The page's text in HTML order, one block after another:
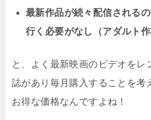
最新作品が続々配信される
行く必要がなし（アダルト作
と、よく最新映画のビデオをレ
誌があり毎月購入することを考
お得な価格なんですよね！